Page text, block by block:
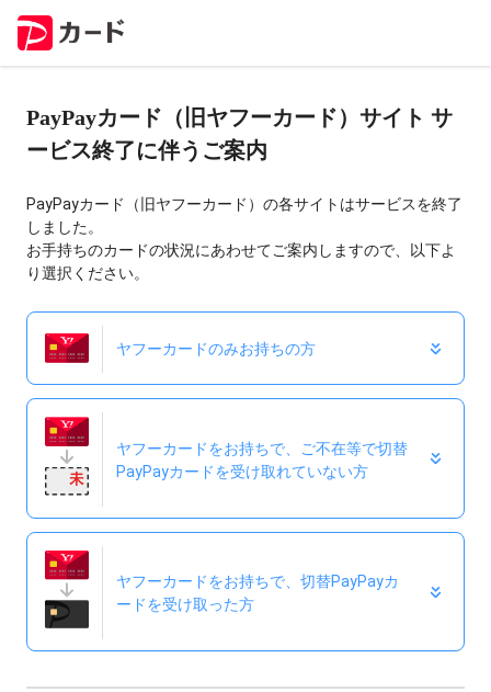
PayPayカード（旧ヤフーカード）サイト サ
ービス終了に伴うご案内
PayPayカード（旧ヤフーカード）の各サイトはサービスを終了
しました。
お手持ちのカードの状況にあわせてご案内しますので、以下よ
り選択ください。
ヤフーカードのみお持ちの方
ヤフーカードをお持ちで、ご不在等で切替
PayPayカードを受け取れていない方
ヤフーカードをお持ちで、切替PayPayカ
ードを受け取った方